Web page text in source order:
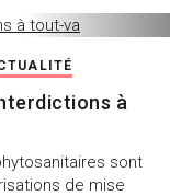
à
sont
de mise